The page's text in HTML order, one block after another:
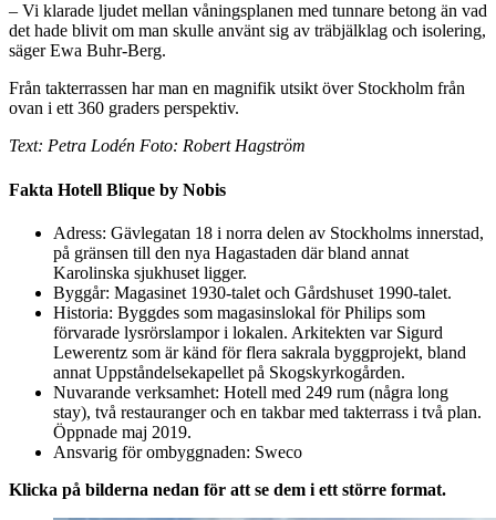
– Vi klarade ljudet mellan våningsplanen med tunnare betong än vad
det hade blivit om man skulle använt sig av träbjälklag och isolering,
säger Ewa Buhr-Berg.
Från takterrassen har man en magnifik utsikt över Stockholm från
ovan i ett 360 graders perspektiv.
Text: Petra Lodén Foto: Robert Hagström
Fakta Hotell Blique by Nobis
Adress: Gävlegatan 18 i norra delen av Stockholms innerstad,
på gränsen till den nya Hagastaden där bland annat
Karolinska sjukhuset ligger.
Byggår: Magasinet 1930-talet och Gårdshuset 1990-talet.
Historia: Byggdes som magasinslokal för Philips som
förvarade lysrörslampor i lokalen. Arkitekten var Sigurd
Lewerentz som är känd för flera sakrala byggprojekt, bland
annat Uppståndelsekapellet på Skogskyrkogården.
Nuvarande verksamhet: Hotell med 249 rum (några long
stay), två restauranger och en takbar med takterrass i två plan.
Öppnade maj 2019.
Ansvarig för ombyggnaden: Sweco
Klicka på bilderna nedan för att se dem i ett större format.